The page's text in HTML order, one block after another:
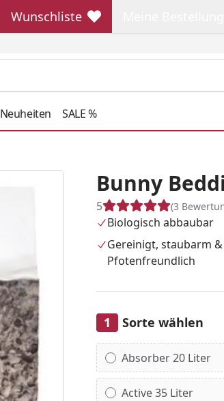
Wunschliste
Wunschliste
Neuheiten SALE %
Bunny
5 (3
Biologisch abbaubar
Gereinigt, staubarm &
Pfotenfreundlich
Sorte wählen
Alle anzeigen (6)
Absorber 20 Liter
Active 35 Liter